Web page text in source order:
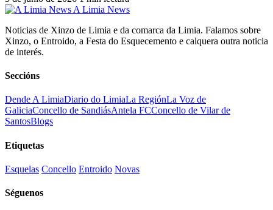
A Limia News
Noticias de Xinzo de Limia e da comarca da Limia. Falamos sobre
Xinzo, o Entroido, a Festa do Esquecemento e calquera outra noticia
de interés.
Seccións
Dende A LimiaDiario do LimiaLa RegiónLa Voz de
GaliciaConcello de SandiásAntela FCConcello de Vilar de
SantosBlogs
Etiquetas
Esquelas Concello Entroido Novas
Séguenos